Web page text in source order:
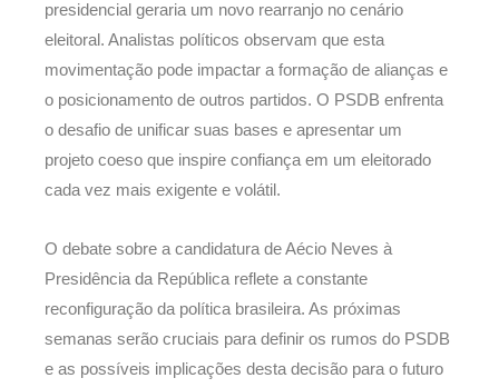
presidencial geraria um novo rearranjo no cenário
eleitoral. Analistas políticos observam que esta
movimentação pode impactar a formação de alianças e
o posicionamento de outros partidos. O PSDB enfrenta
o desafio de unificar suas bases e apresentar um
projeto coeso que inspire confiança em um eleitorado
cada vez mais exigente e volátil.
O debate sobre a candidatura de Aécio Neves à
Presidência da República reflete a constante
reconfiguração da política brasileira. As próximas
semanas serão cruciais para definir os rumos do PSDB
e as possíveis implicações desta decisão para o futuro